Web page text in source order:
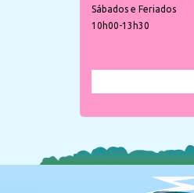
Sábados e Feriados
10h00-13h30